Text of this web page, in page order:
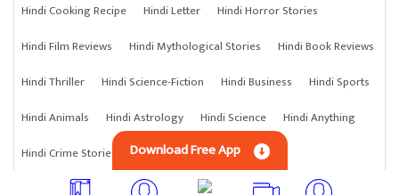
Hindi Cooking Recipe
Hindi Letter
Hindi Horror Stories
Hindi Film Reviews
Hindi Mythological Stories
Hindi Book Reviews
Hindi Thriller
Hindi Science-Fiction Hindi Business
Hindi Sports
Hindi Animals
Hindi Astrology Hindi Science
Hindi Anything
Hindi Crime Stories
Download Free App